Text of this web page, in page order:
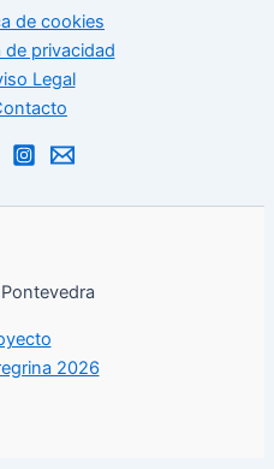
de cookies
de privacidad
Legal
2026